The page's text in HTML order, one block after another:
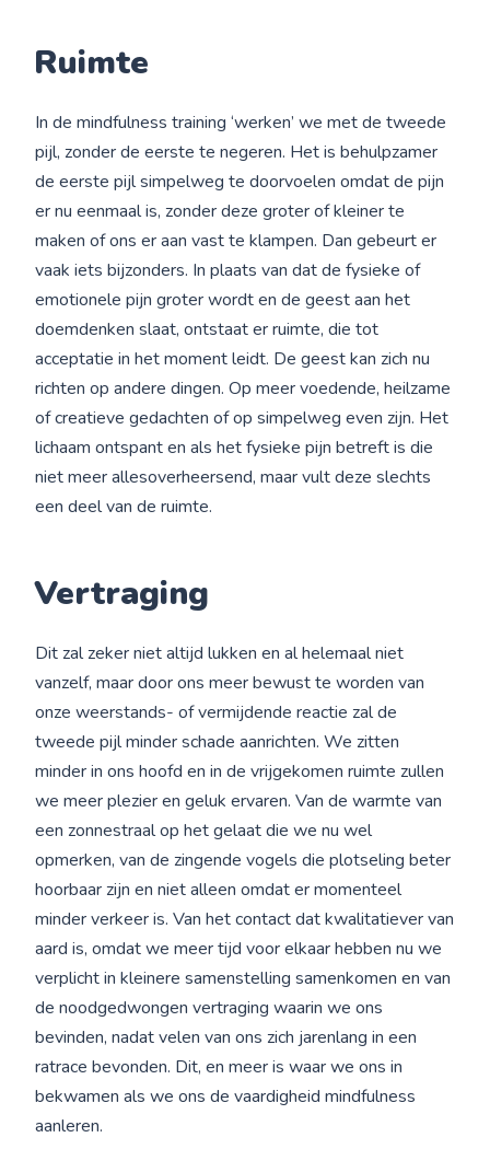
Ruimte
In de mindfulness training ‘werken’ we met de tweede
pijl, zonder de eerste te negeren. Het is behulpzamer
de eerste pijl simpelweg te doorvoelen omdat de pijn
er nu eenmaal is, zonder deze groter of kleiner te
maken of ons er aan vast te klampen. Dan gebeurt er
vaak iets bijzonders. In plaats van dat de fysieke of
emotionele pijn groter wordt en de geest aan het
doemdenken slaat, ontstaat er ruimte, die tot
acceptatie in het moment leidt. De geest kan zich nu
richten op andere dingen. Op meer voedende, heilzame
of creatieve gedachten of op simpelweg even zijn. Het
lichaam ontspant en als het fysieke pijn betreft is die
niet meer allesoverheersend, maar vult deze slechts
een deel van de ruimte.
Vertraging
Dit zal zeker niet altijd lukken en al helemaal niet
vanzelf, maar door ons meer bewust te worden van
onze weerstands- of vermijdende reactie zal de
tweede pijl minder schade aanrichten. We zitten
minder in ons hoofd en in de vrijgekomen ruimte zullen
we meer plezier en geluk ervaren. Van de warmte van
een zonnestraal op het gelaat die we nu wel
opmerken, van de zingende vogels die plotseling beter
hoorbaar zijn en niet alleen omdat er momenteel
minder verkeer is. Van het contact dat kwalitatiever van
aard is, omdat we meer tijd voor elkaar hebben nu we
verplicht in kleinere samenstelling samenkomen en van
de noodgedwongen vertraging waarin we ons
bevinden, nadat velen van ons zich jarenlang in een
ratrace bevonden. Dit, en meer is waar we ons in
bekwamen als we ons de vaardigheid mindfulness
aanleren.